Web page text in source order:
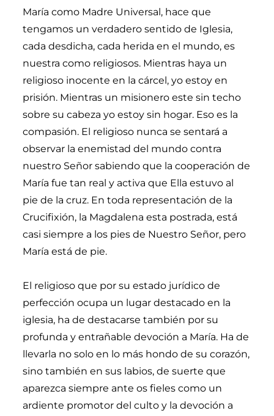
María como Madre Universal, hace que
tengamos un verdadero sentido de Iglesia,
cada desdicha, cada herida en el mundo, es
nuestra como religiosos. Mientras haya un
religioso inocente en la cárcel, yo estoy en
prisión. Mientras un misionero este sin techo
sobre su cabeza yo estoy sin hogar. Eso es la
compasión. El religioso nunca se sentará a
observar la enemistad del mundo contra
nuestro Señor sabiendo que la cooperación de
María fue tan real y activa que Ella estuvo al
pie de la cruz. En toda representación de la
Crucifixión, la Magdalena esta postrada, está
casi siempre a los pies de Nuestro Señor, pero
María está de pie.
El religioso que por su estado jurídico de
perfección ocupa un lugar destacado en la
iglesia, ha de destacarse también por su
profunda y entrañable devoción a María. Ha de
llevarla no solo en lo más hondo de su corazón,
sino también en sus labios, de suerte que
aparezca siempre ante os fieles como un
ardiente promotor del culto y la devoción a